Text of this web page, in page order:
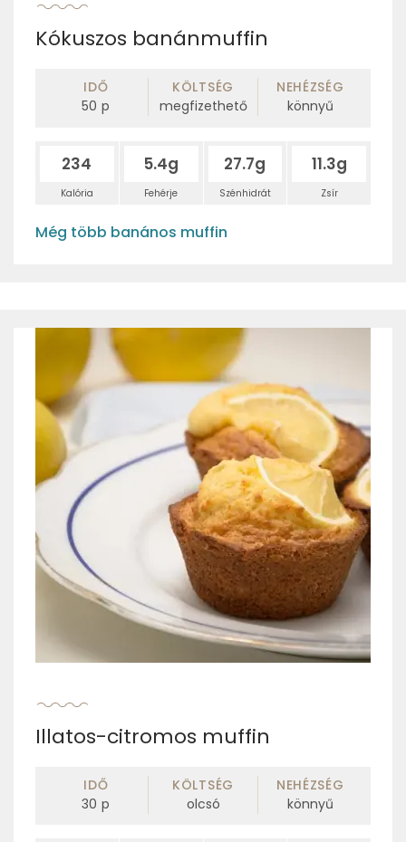
Kókuszos banánmuffin
IDŐ
50 p
KÖLTSÉG
megfizethető
NEHÉZSÉG
könnyű
234
Kalória
5.4g
Fehérje
27.7g
Szénhidrát
11.3g
Zsír
Még több banános muffin
Illatos-citromos muffin
IDŐ
30 p
KÖLTSÉG
olcsó
NEHÉZSÉG
könnyű